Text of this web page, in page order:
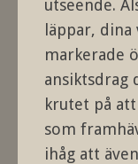
utseende.
läppar, dina
markerade
ansiktsdrag
krutet på
som
ihåg att